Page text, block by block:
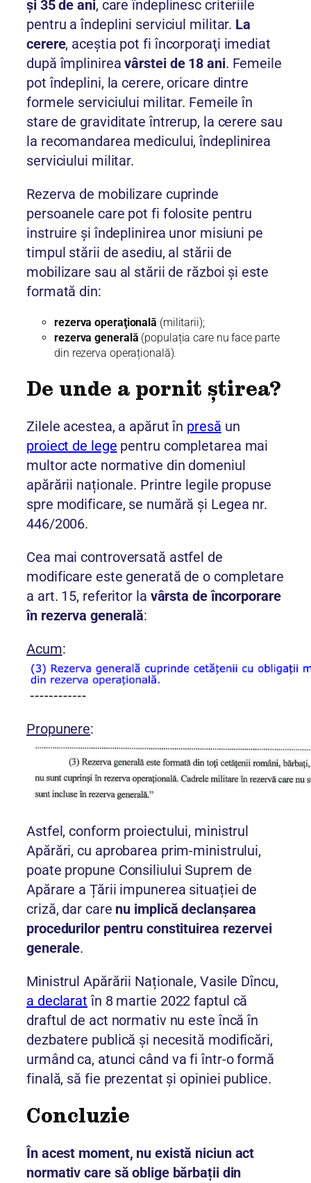
şi 35 de ani, care îndeplinesc criteriile
pentru a îndeplini serviciul militar. La
cerere, aceştia pot fi încorporaţi imediat
după împlinireavârstei de 18 ani. Femeile
pot îndeplini, la cerere, oricare dintre
formele serviciului militar. Femeile în
stare de graviditate întrerup, la cerere sau
la recomandarea medicului, îndeplinirea
serviciului militar.
Rezerva de mobilizare cuprinde
persoanele care pot fi folosite pentru
instruire şi îndeplinirea unor misiuni pe
timpul stării de asediu, al stării de
mobilizare sau al stării de război şi este
formată din:
rezerva operaţională (militarii);
rezerva generală (populația care nu face parte
din rezerva operațională).
De unde a pornit știrea?
Zilele acestea, a apărut în presă un
proiect de lege pentru completarea mai
multor acte normative din domeniul
apărării naționale. Printre legile propuse
spre modificare, se numără și Legea nr.
446/2006.
Cea mai controversată astfel de
modificare este generată de o completare
a art. 15, referitor la vârsta de încorporare
în rezerva generală:
Acum:
Propunere:
Astfel, conform proiectului, ministrul
Apărări, cu aprobarea prim-ministrului,
poate propune Consiliului Suprem de
Apărare a Țării impunerea situației de
criză, dar care nu implică declanșarea
procedurilor pentru constituirea rezervei
generale.
Ministrul Apărării Naționale, Vasile Dîncu,
a declarat în 8 martie 2022 faptul că
draftul de act normativ nu este încă în
dezbatere publică și necesită modificări,
urmând ca, atunci când va fi într-o formă
finală, să fie prezentat și opiniei publice.
Concluzie
În acest moment, nu există niciun act
normativ care să oblige bărbații din